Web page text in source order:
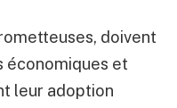
doivent
économiques et
leur adoption